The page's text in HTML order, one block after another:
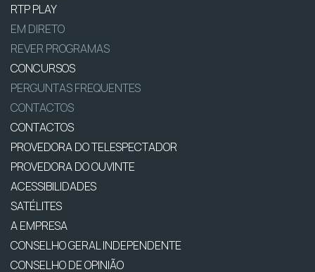
RTP PLAY
EM DIRETO
REVER PROGRAMAS
CONCURSOS
PERGUNTAS FREQUENTES
CONTACTOS
CONTACTOS
PROVEDORA DO TELESPECTADOR
PROVEDORA DO OUVINTE
ACESSIBILIDADES
SATÉLITES
A EMPRESA
CONSELHO GERAL INDEPENDENTE
CONSELHO DE OPINIÃO